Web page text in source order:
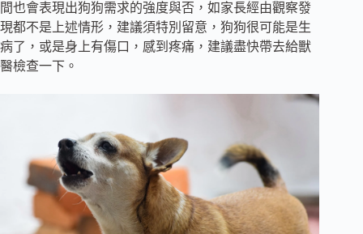
間也會表現出狗狗需求的強度與否，如家長經由觀察發
現都不是上述情形，建議須特別留意，狗狗很可能是生
病了，或是身上有傷口，感到疼痛，建議盡快帶去給獸
醫檢查一下。